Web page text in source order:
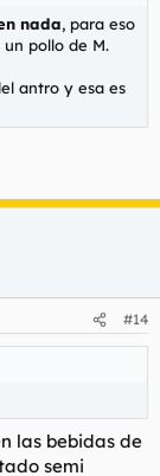
nada, para eso
pollo de M.
antro y esa es
#14
las bebidas de
semi